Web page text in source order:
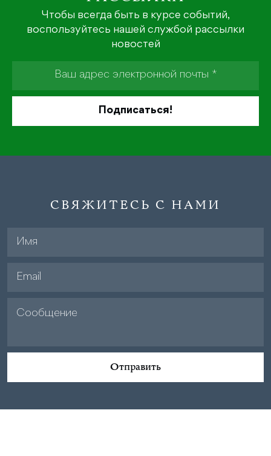
Чтобы всегда быть в курсе событий,
воспользуйтесь нашей службой рассылки
новостей
СВЯЖИТЕСЬ С НАМИ
Отправить